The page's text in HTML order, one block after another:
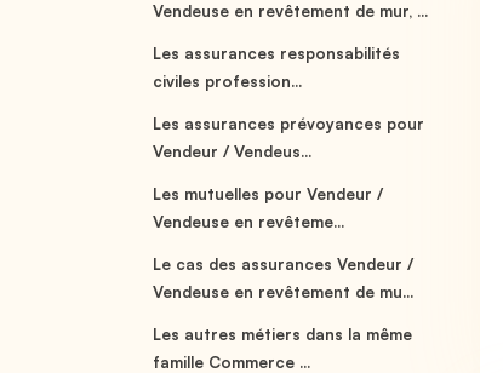
Vendeuse en revêtement de mur, ...
Les assurances responsabilités
civiles profession...
Les assurances prévoyances pour
Vendeur / Vendeus...
Les mutuelles pour Vendeur /
Vendeuse en revêteme...
Le cas des assurances Vendeur /
Vendeuse en revêtement de mu...
Les autres métiers dans la même
famille Commerce ...